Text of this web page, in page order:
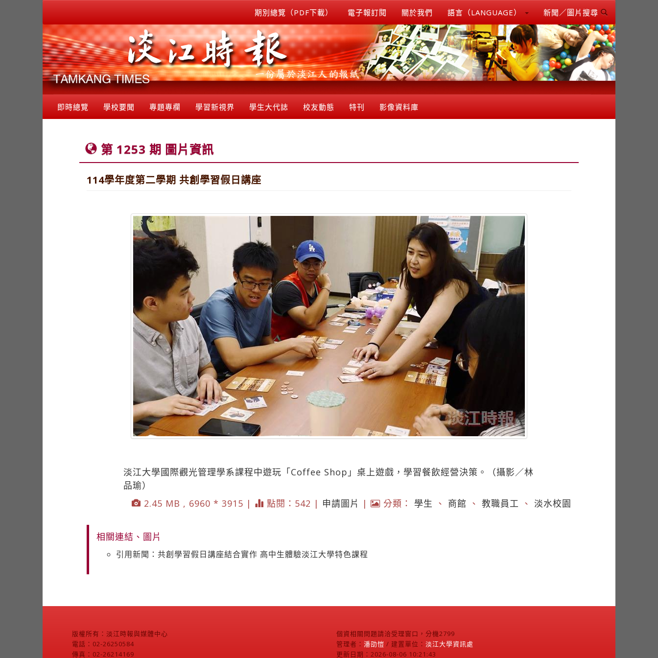
期別總覽（PDF下載） 電子報訂閱 關於我們 語言（LANGUAGE） 新聞／圖片搜尋
即時總覽 學校要聞 專題專欄 學習新視界 學生大代誌 校友動態 特刊 影像資料庫
第 1253 期 圖片資訊
114學年度第二學期 共創學習假日講座
淡江大學國際觀光管理學系課程中遊玩「Coffee Shop」桌上遊戲，學習餐飲經營決策。（攝影／林
品瑜）
2.45 MB , 6960 * 3915 |
點閱：542 | 申請圖片 | 分類： 學生 、 商館 、 教職員工 、 淡水校園
相關連結、圖片
引用新聞：共創學習假日講座結合實作 高中生體驗淡江大學特色課程
版權所有：淡江時報與媒體中心
電話：02-26250584
傳真：02-26214169
個資相關問題請洽受理窗口，分機2799
管理者： 潘劭愷 / 建置單位： 淡江大學資訊處
更新日期：2026-08-06 10:21:43